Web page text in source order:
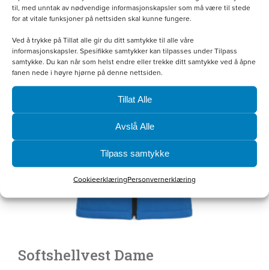
til, med unntak av nødvendige informasjonskapsler som må være til stede
for at vitale funksjoner på nettsiden skal kunne fungere.
Ved å trykke på Tillat alle gir du ditt samtykke til alle våre
informasjonskapsler. Spesifikke samtykker kan tilpasses under Tilpass
samtykke. Du kan når som helst endre eller trekke ditt samtykke ved å åpne
fanen nede i høyre hjørne på denne nettsiden.
Tillat Alle
Avslå Alle
Tilpass samtykke
CookieerklæringPersonvernerklæring
Softshellvest Dame
Dette
har
flere
varianter.
velges
på
produktsiden